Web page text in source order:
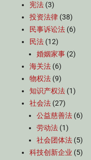
宪法 (3)
投资法律 (38)
民事诉讼法 (6)
民法 (12)
婚姻家事 (2)
海关法 (6)
物权法 (9)
知识产权法 (1)
社会法 (27)
公益慈善法 (6)
劳动法 (1)
社会团体法 (5)
科技创新企业 (5)